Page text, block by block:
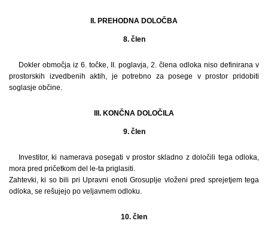
II. PREHODNA DOLOČBA
8. člen
Dokler območja iz 6. točke, II. poglavja, 2. člena odloka niso definirana v
prostorskih izvedbenih aktih, je potrebno za posege v prostor pridobiti
soglasje občine.
III. KONČNA DOLOČILA
9. člen
Investitor, ki namerava posegati v prostor skladno z določili tega odloka,
mora pred pričetkom del le-ta priglasiti.
Zahtevki, ki so bili pri Upravni enoti Grosuplje vloženi pred sprejetjem tega
odloka, se rešujejo po veljavnem odloku.
10. člen